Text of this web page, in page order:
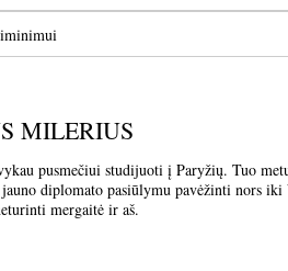
MILERIUS
pusmečiui studijuoti į Paryžių. Tuo
diplomato pasiūlymu pavėžinti nors
mergaitė ir aš.